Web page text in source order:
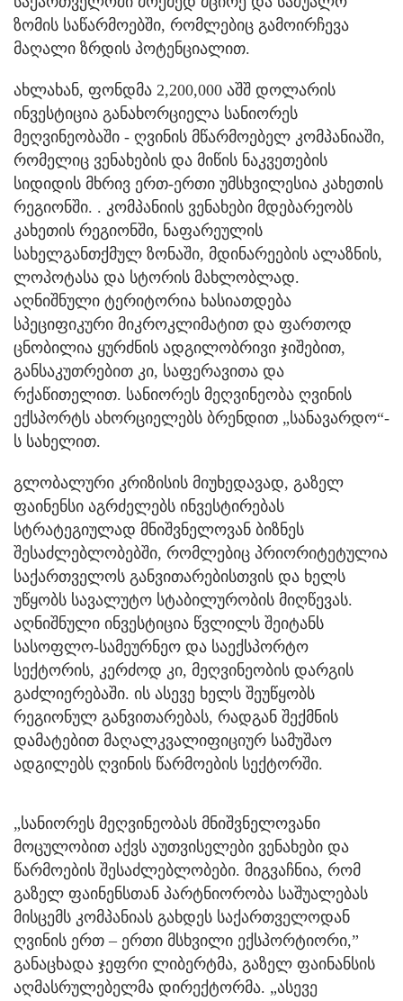
ზომის საწარმოებში, რომლებიც გამოირჩევა
მაღალი ზრდის პოტენციალით.
ახლახან, ფონდმა 2,200,000 აშშ დოლარის
ინვესტიცია განახორციელა სანიორეს
მეღვინეობაში - ღვინის მწარმოებელ კომპანიაში,
რომელიც ვენახების და მიწის ნაკვეთების
სიდიდის მხრივ ერთ-ერთი უმსხვილესია კახეთის
რეგიონში. . კომპანიის ვენახები მდებარეობს
კახეთის რეგიონში, ნაფარეულის
სახელგანთქმულ ზონაში, მდინარეების ალაზნის,
ლოპოტასა და სტორის მახლობლად.
აღნიშნული ტერიტორია ხასიათდება
სპეციფიკური მიკროკლიმატით და ფართოდ
ცნობილია ყურძნის ადგილობრივი ჯიშებით,
განსაკუთრებით კი, საფერავითა და
რქაწითელით. სანიორეს მეღვინეობა ღვინის
ექსპორტს ახორციელებს ბრენდით „სანავარდო“-
ს სახელით.
გლობალური კრიზისის მიუხედავად, გაზელ
ფაინენსი აგრძელებს ინვესტირებას
სტრატეგიულად მნიშვნელოვან ბიზნეს
შესაძლებლობებში, რომლებიც პრიორიტეტულია
საქართველოს განვითარებისთვის და ხელს
უწყობს სავალუტო სტაბილურობის მიღწევას.
აღნიშნული ინვესტიცია წვლილს შეიტანს
სასოფლო-სამეურნეო და საექსპორტო
სექტორის, კერძოდ კი, მეღვინეობის დარგის
გაძლიერებაში. ის ასევე ხელს შეუწყობს
რეგიონულ განვითარებას, რადგან შექმნის
დამატებით მაღალკვალიფიციურ სამუშაო
ადგილებს ღვინის წარმოების სექტორში.
„სანიორეს მეღვინეობას მნიშვნელოვანი
მოცულობით აქვს აუთვისელები ვენახები და
წარმოების შესაძლებლობები. მიგვაჩნია, რომ
გაზელ ფაინენსთან პარტნიორობა საშუალებას
მისცემს კომპანიას გახდეს საქართველოდან
ღვინის ერთ – ერთი მსხვილი ექსპორტიორი,”
განაცხადა ჯეფრი ლიბერტმა, გაზელ ფაინანსის
აღმასრულებელმა დირექტორმა. „ასევე